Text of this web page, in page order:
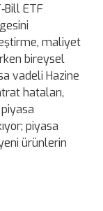
ETF
maliyet
bireysel
vadeli Hazine
hataları,
piyasa
ürünlerin